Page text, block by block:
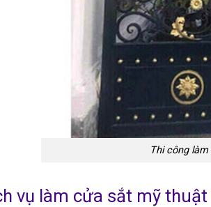
Thi công
vụ làm cửa sắt mỹ